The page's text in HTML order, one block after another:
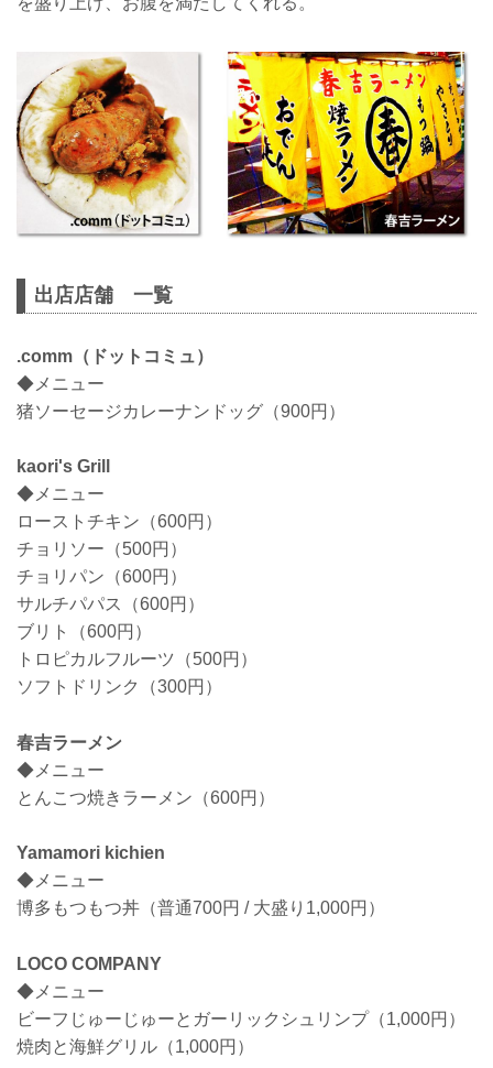
出店店舗 一覧
.comm（ドットコミュ）
◆メニュー
猪ソーセージカレーナンドッグ（900円）
kaori's Grill
◆メニュー
ローストチキン（600円）
チョリソー（500円）
チョリパン（600円）
サルチパパス（600円）
ブリト（600円）
トロピカルフルーツ（500円）
ソフトドリンク（300円）
春吉ラーメン
◆メニュー
とんこつ焼きラーメン（600円）
Yamamori kichien
◆メニュー
博多もつもつ丼（普通700円 / 大盛り1,000円）
LOCO COMPANY
◆メニュー
ビーフじゅーじゅーとガーリックシュリンプ（1,000円）
焼肉と海鮮グリル（1,000円）